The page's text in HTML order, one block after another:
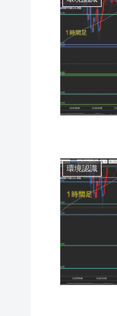
環境認識